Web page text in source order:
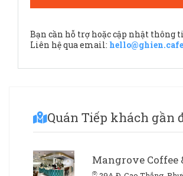
Bạn cần hỗ trợ hoặc cập nhật thông
Liên hệ qua email: hello@ghien.cafe
Quán Tiếp khách gần
Mangrove Coffee